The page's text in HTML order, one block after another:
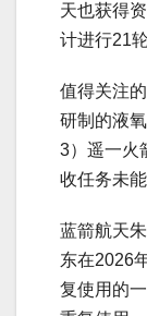
天也获得
计进行21
值得关注
研制的液
3）遥一火
收任务未能
蓝箭航天
东在2026
复使用的